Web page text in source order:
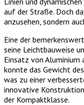
auf der Straße. Doch
anzusehen, sondern
Eine der
seine Leichtbauweise
Einsatz von
konnte das Gewicht
was zu einer
innovative
der Kompaktklasse.